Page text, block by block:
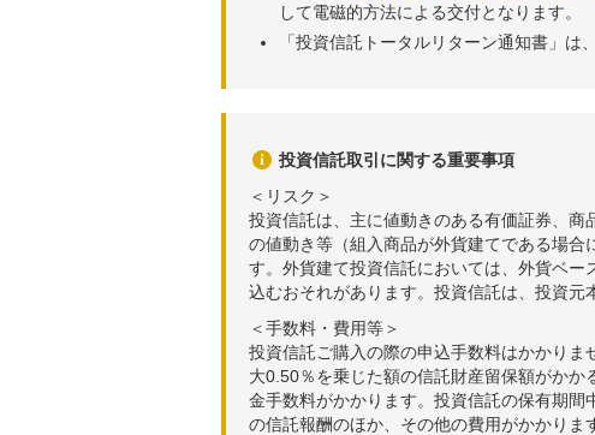
して電磁的方法による交付となります。
「投資信託トータルリターン通知書」は
投資信託取引に関する重要事項
＜リスク＞
投資信託は、主に値動きのある有価証券、
の値動き等（組入商品が外貨建てである場
す。外貨建て投資信託においては、外貨ベ
込むおそれがあります。投資信託は、投資元
＜手数料・費用等＞
投資信託ご購入の際の申込手数料はかかり
大0.50％を乗じた額の信託財産留保額がか
金手数料がかかります。投資信託の保有期
の信託報酬のほか、その他の費用がかかり